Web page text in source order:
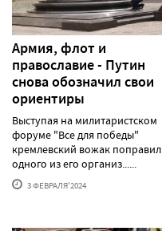
Армия, флот и
православие - Путин
снова обозначил свои
ориентиры
Выступая на милитаристском
форуме "Все для победы"
кремлевский вожак поправил
одного из его организ......
3 ФЕВРАЛЯ'2024